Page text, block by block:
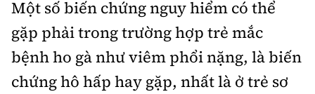
Một số biến chứng nguy hiểm có thể
gặp phải trong trường hợp trẻ mắc
bệnh ho gà như viêm phổi nặng, là biến
chứng hô hấp hay gặp, nhất là ở trẻ sơ